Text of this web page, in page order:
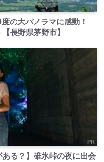
PR
の大パノラマに感動！
長野県茅野市】
PR
ある？】碓氷峠の夜に出会